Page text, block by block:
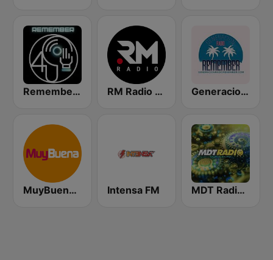
Remember 4 U RM Radio La Manchuela Generacion Radio Remember
MuyBuena - Alicante Intensa FM MDT Radio Murcia